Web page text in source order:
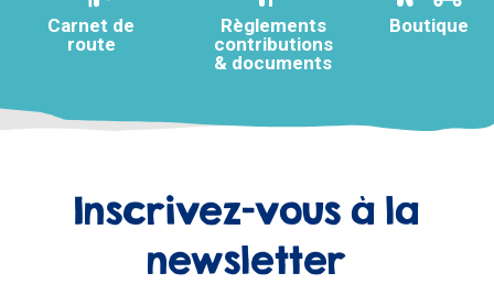
Carnet de
route
Règlements
contributions
& documents
Boutique
Inscrivez-vous à la
newsletter